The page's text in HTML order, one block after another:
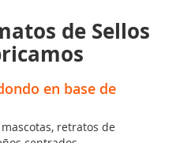
de Sellos
en base de
retratos de